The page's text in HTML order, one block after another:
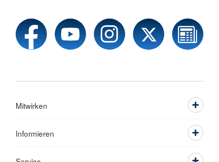
Mitwirken
Informieren